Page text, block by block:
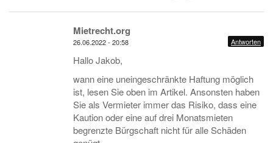
Mietrecht.org
26.06.2022 - 20:58 Antworten
Hallo Jakob,
wann eine uneingeschränkte Haftung möglich
ist, lesen Sie oben im Artikel. Ansonsten haben
Sie als Vermieter immer das Risiko, dass eine
Kaution oder eine auf drei Monatsmieten
begrenzte Bürgschaft nicht für alle Schäden